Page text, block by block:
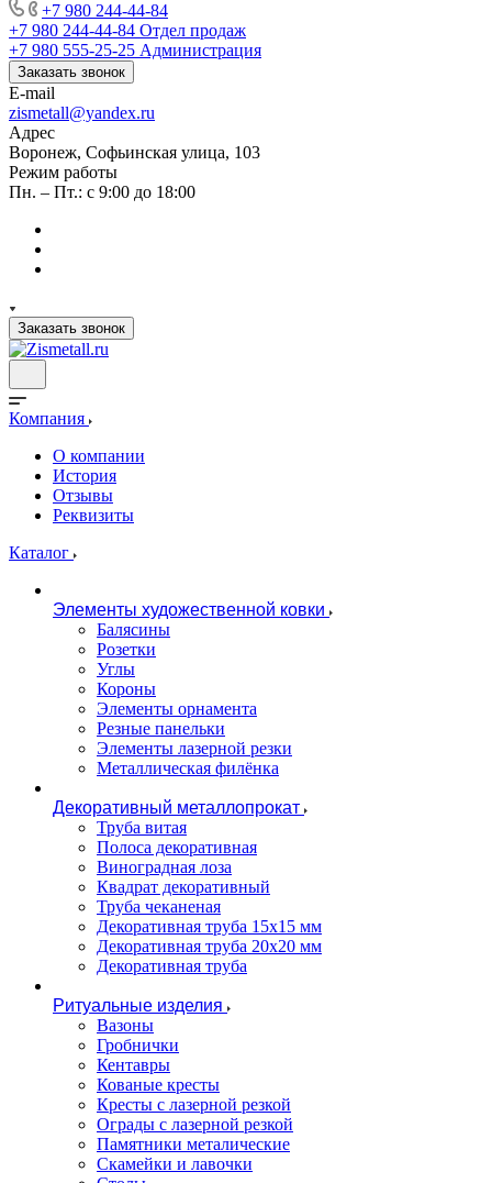
+7 980 244-44-84
+7 980 244-44-84 Отдел продаж
+7 980 555-25-25 Администрация
Заказать звонок
E-mail
zismetall@yandex.ru
Адрес
Воронеж, Софьинская улица, 103
Режим работы
Пн. – Пт.: с 9:00 до 18:00
Заказать звонок
Компания
О компании
История
Отзывы
Реквизиты
Каталог
Элементы художественной ковки
Балясины
Розетки
Углы
Короны
Элементы орнамента
Резные панельки
Элементы лазерной резки
Металлическая филёнка
Декоративный металлопрокат
Труба витая
Полоса декоративная
Виноградная лоза
Квадрат декоративный
Труба чеканеная
Декоративная труба 15х15 мм
Декоративная труба 20х20 мм
Декоративная труба
Ритуальные изделия
Вазоны
Гробнички
Кентавры
Кованые кресты
Кресты с лазерной резкой
Ограды с лазерной резкой
Памятники металические
Скамейки и лавочки